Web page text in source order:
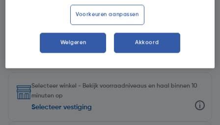
geselecteerde Milwaukee accessoires en/of
handgereedschap. Geldig t/m 31 augustus 2026.
Let op: voeg de bitset toe aan je winkelwagen en de korting
wordt automatisch verrekend.
Selecteer winkel - Bekijk voorraadniveaus en haal binnen 10
minuten op
Selecteer vestiging
Voorkeuren aanpassen
Weigeren Akkoord